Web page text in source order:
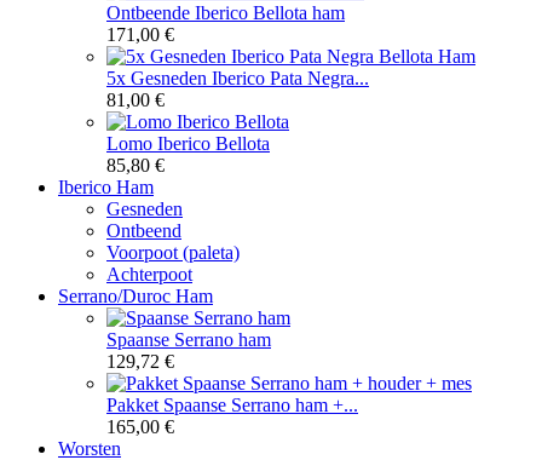
Ontbeende Iberico Bellota ham
171,00 €
5x Gesneden Iberico Pata Negra...
81,00 €
Lomo Iberico Bellota
85,80 €
Iberico Ham
Gesneden
Ontbeend
Voorpoot (paleta)
Achterpoot
Serrano/Duroc Ham
Spaanse Serrano ham
129,72 €
Pakket Spaanse Serrano ham +...
165,00 €
Worsten